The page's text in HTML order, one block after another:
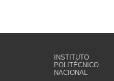
INSTITUTO
POLITÉCNICO
NACIONAL